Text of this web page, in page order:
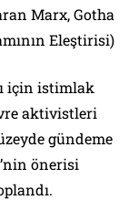
Marx,Gotha
Eleştirisi)
için istimlak
aktivistleri
gündeme
önerisi